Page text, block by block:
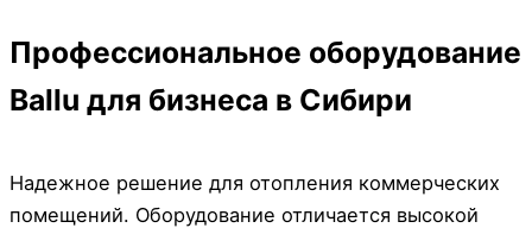
Профессиональное оборудование
Ballu для бизнеса в Сибири
Надежное решение для отопления коммерческих
помещений. Оборудование отличается высокой